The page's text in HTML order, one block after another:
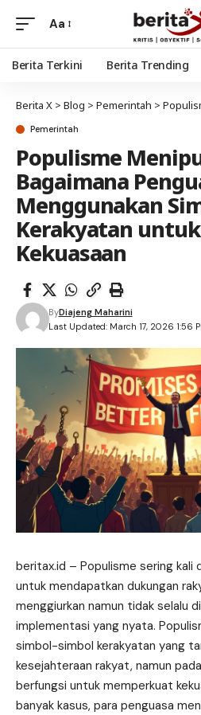
Aa
Berita Terkini Berita Trending
Berita X > Blog > Pemerintah > Populisme Menipu
Pemerintah
Populisme
Bagaimana
Menggunakan
Kerakyatan
Kekuasaan
Last Updated: March 17, 2026 1:56
ByDiajeng Maharini
beritax.id – Populisme sering kali
untuk mendapatkan dukungan
menggiurkan namun tidak selalu
implementasi yang nyata.
simbol-simbol kerakyatan yang
kesejahteraan rakyat, namun
berfungsi untuk memperkuat
banyak kasus, para penguasa